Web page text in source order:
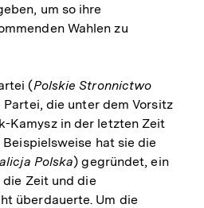
um so ihre
Wahlen zu
(Polskie Stronnictwo
Partei, die unter dem Vorsitz
Kamysz in der letzten Zeit
hat sie die
Polska) gegründet, ein
Zeit und die
überdauerte. Um die